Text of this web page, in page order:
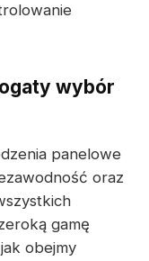
wybór
panelowe
oraz
gamę
obejmy